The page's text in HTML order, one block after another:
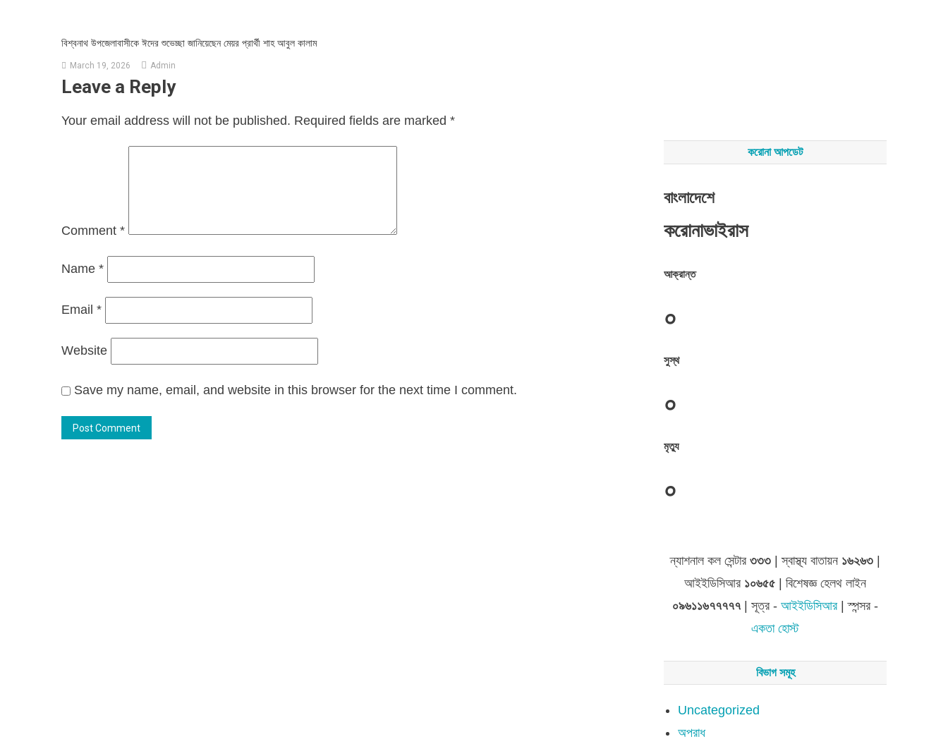
বিশ্বনাথ উপজেলাবাসীকে ঈদের শুভেচ্ছা জানিয়েছেন মেয়র প্রার্থী শাহ আবুল কালাম
March 19, 2026 Admin
Leave a Reply
Your email address will not be published. Required fields are marked *
Comment *
Name *
Email *
Website
Save my name, email, and website in this browser for the next time I comment.
করোনা আপডেট
বাংলাদেশে
করোনাভাইরাস
আক্রান্ত
০
সুস্থ
০
মৃত্যু
০
ন্যাশনাল কল সেন্টার৩৩৩ | স্বাস্থ্য বাতায়ন ১৬২৬৩
আইইডিসিআর ১০৬৫৫ | বিশেষজ্ঞ হেলথ লাইন
০৯৬১১৬৭৭৭৭৭| সূত্র -আইইডিসিআর| স্পন্সর -
একতা হোস্ট
বিভাগ সমূহ
Uncategorized
অপরাধ